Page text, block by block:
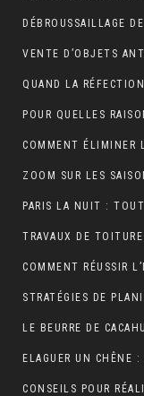
QUAND LA
COMMENT RÉUSSIR
ELAGUER UN CHÊNE